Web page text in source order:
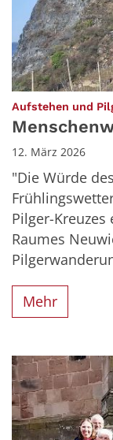
Aufstehen und
12. März 2026
"Die Würde
Pilger-
Raumes
Mehr